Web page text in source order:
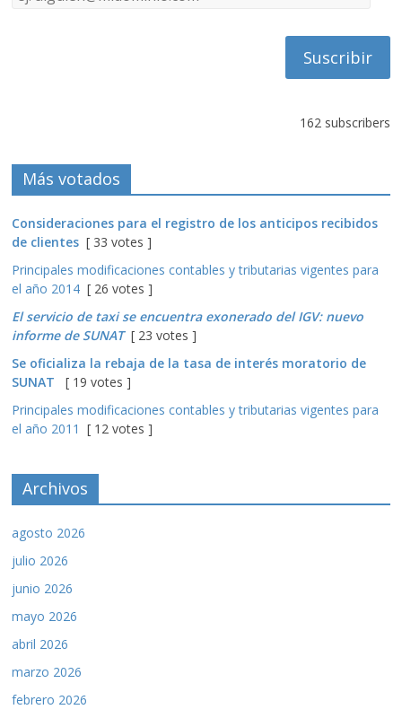
de
162 subscribers
Más votados
Consideraciones para el registro de los anticipos recibidos
de clientes [ 33 votes ]
Principales modificaciones contables y tributarias vigentes para
el año 2014 [ 26 votes ]
El servicio de taxi se encuentra exonerado del IGV: nuevo
informe de SUNAT[ 23 votes ]
Se oficializa la rebaja de la tasa de interés moratorio de
SUNAT
[ 19 votes ]
Principales modificaciones contables y tributarias vigentes para
el año 2011 [ 12 votes ]
Archivos
agosto 2026
julio 2026
junio 2026
mayo 2026
abril 2026
marzo 2026
febrero 2026